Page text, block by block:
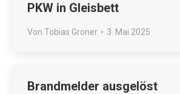
PKW in Gleisbett
Von Tobias Groner 3. Mai 2025
Brandmelder ausgelöst